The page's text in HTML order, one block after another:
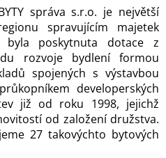
správa s.r.o. je největší
spravujícím majetek
byla poskytnuta dotace z
rozvoje bydlení formou
spojených s výstavbou
developerských
již od roku 1998, jejichž
od založení družstva.
27 takovýchto bytových